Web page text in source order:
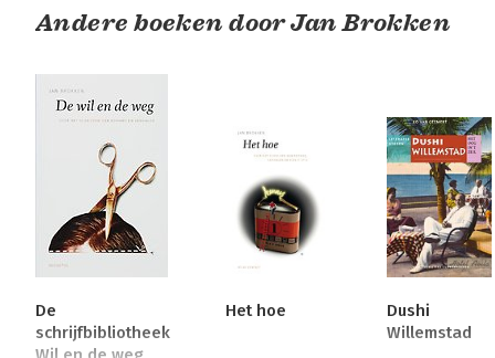
Andere boeken door Jan Brokken
De
schrijfbibliotheek
Het hoe
Dushi
Willemstad